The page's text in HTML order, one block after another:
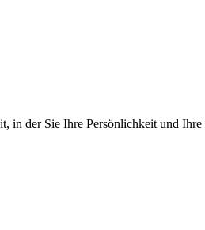
in der Sie Ihre Persönlichkeit und